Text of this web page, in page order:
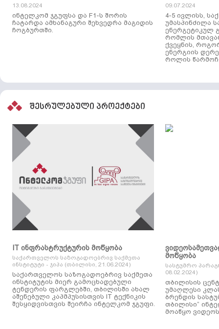
13.08.2024
ინტელკომ ჯგუფსა და F1-ს შორის
ჩატარდა ამხანაგური შეხვედრა მაგიდის
ჩოგბურთში.
09.07.2024
4-5 ივლისს,
უმასპინძილა
ენერგეტიკულ
რომლის
ქვეყნის,
ენერგიის
როლის
შესრულებული პროექტები
IT ინფრასტრუქტურის მოწყობა
საქართველოს საზოგადოებრივ საქმეთა
ინსტიტუტი - ჯიპა (თბილისი, 21.06.2024)
საქართველოს საზოგადოებრივ საქმეთა
ინსტიტუტის მიერ გამოცხადებული
ტენდერის ფარგლებში, თბილისში ახალ
აშენებული კაპმპუსისთვის IT ტექნიკის
შესყიდვისთვის შეირჩა ინტელკომ ჯგუფი.
მოწყობა
სასტუმრო
08.02.2024)
თბილისის
უმაღლესი
ბრენდის
თბილისი“
მოაწყო